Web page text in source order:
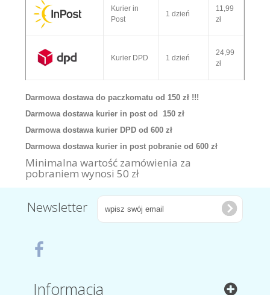
Kurier in
Post
1 dzień
11,99
zł
Kurier DPD 1 dzień
24,99
zł
Darmowa dostawa do paczkomatu od 150 zł !!!
Darmowa dostawa kurier in post od 150 zł
Darmowa dostawa kurier DPD od 600 zł
Darmowa dostawa kurier in post pobranie od 600 zł
Minimalna wartość zamówienia za
pobraniem wynosi 50 zł
Newsletter
Informacja